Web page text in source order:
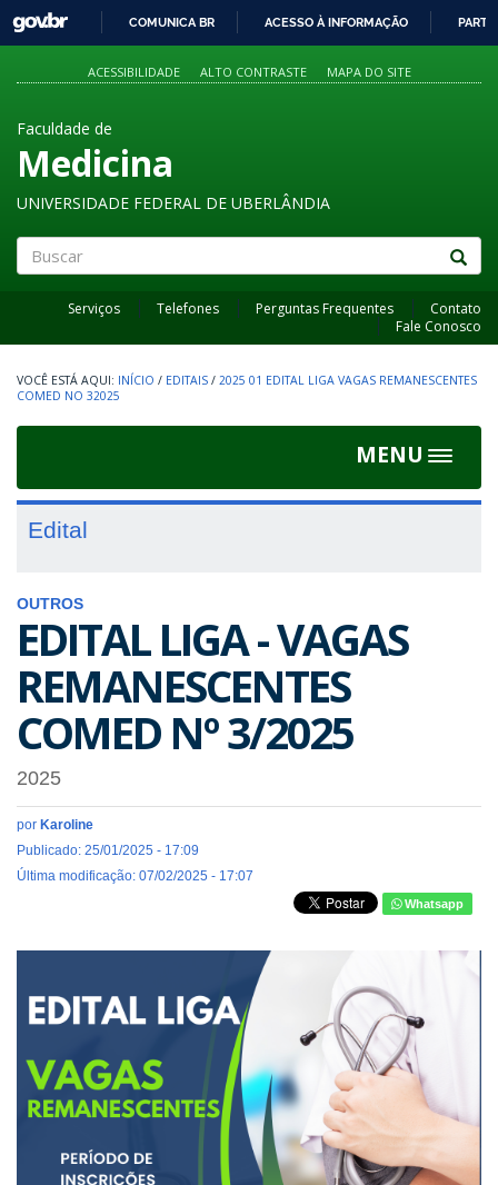
PARA
O
GOVBR
COMUNICA BR ACESSO À INFORMAÇÃO
ACESSIBILIDADE ALTO CONTRASTE MAPA DO SITE
Faculdade de
Medicina
UNIVERSIDADE FEDERAL DE UBERLÂNDIA
Serviços Telefones Perguntas Frequentes
Contato
Fale Conosco
INÍCIO / EDITAIS / 2025 01 EDITAL LIGA VAGAS REMANESCENTES
COMED NO 32025
MENU
Toggle
Edital
OUTROS
EDITAL LIGA - VAGAS
REMANESCENTES
COMED Nº 3/2025
2025
por Karoline
Publicado: 25/01/2025 - 17:09
Última modificação: 07/02/2025 - 17:07
Whatsapp